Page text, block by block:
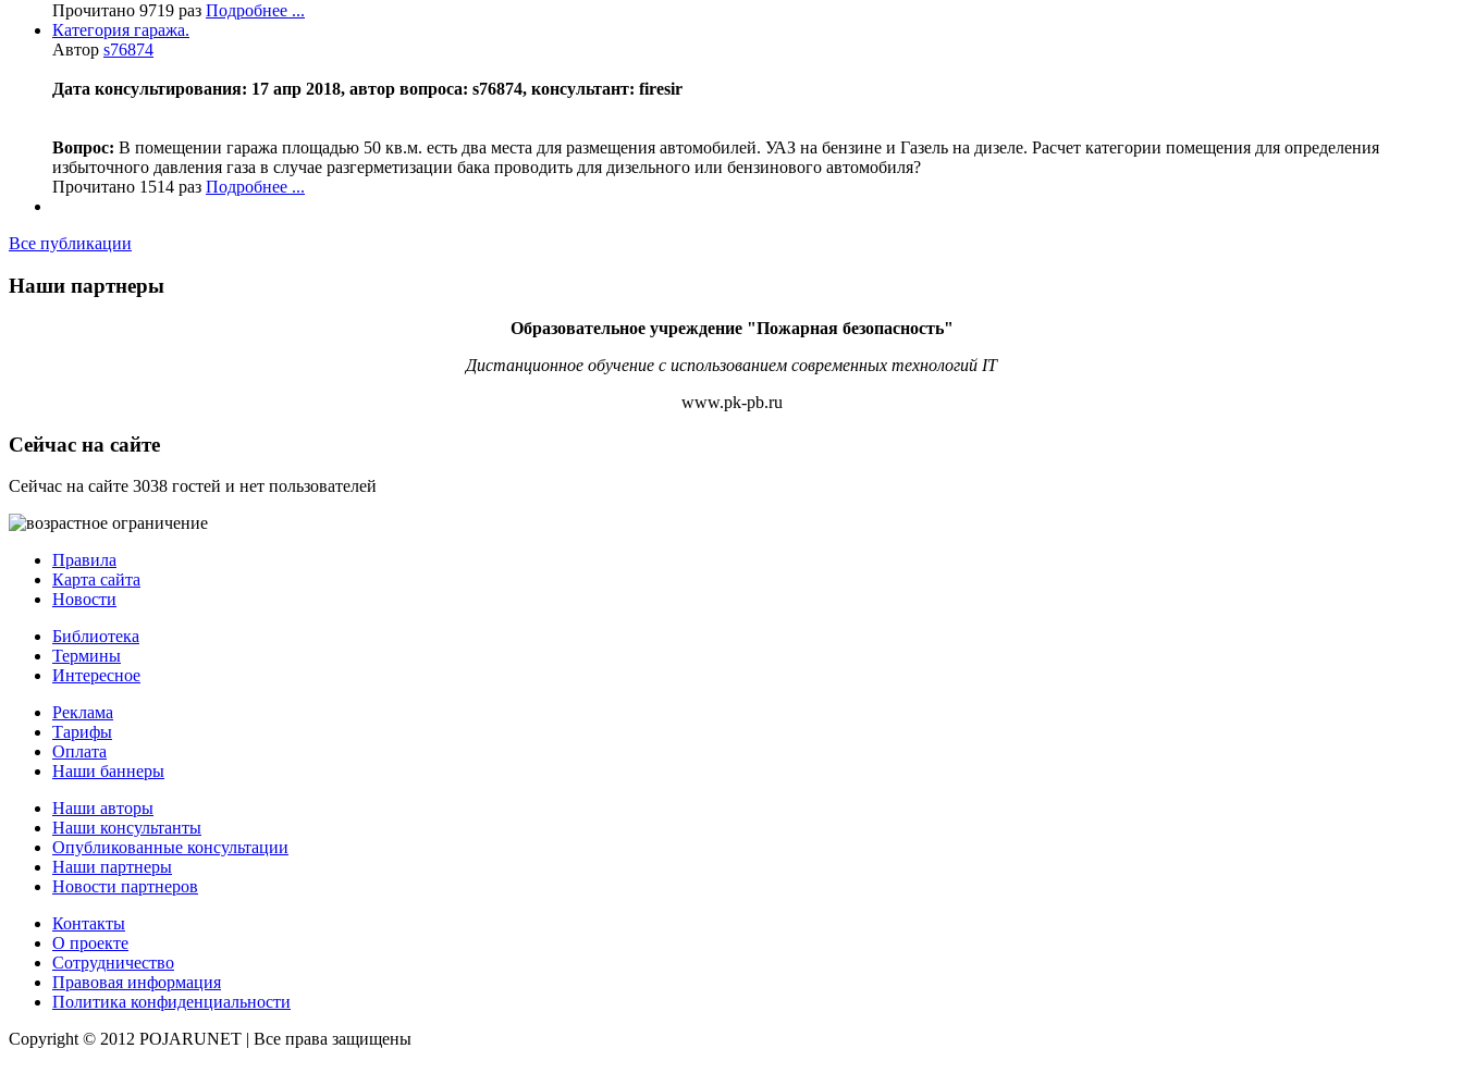
Прочитано 9719 раз Подробнее ...
Категория гаража.
Автор s76874
Дата консультирования: 17 апр 2018, автор вопроса: s76874, консультант: firesir
Вопрос: В помещении гаража площадью 50 кв.м. есть два места для размещения автомобилей. УАЗ на бензине и Газель на дизеле. Расчет категории помещения для определения
избыточного давления газа в случае разгерметизации бака проводить для дизельного или бензинового автомобиля?
Прочитано 1514 раз Подробнее ...
Все публикации
Наши партнеры
Образовательное учреждение "Пожарная безопасность"
Дистанционное обучение с использованием современных технологий IT
www.pk-pb.ru
Сейчас на сайте
Сейчас на сайте 3038 гостей и нет пользователей
Правила
Карта сайта
Новости
Библиотека
Термины
Интересное
Реклама
Тарифы
Оплата
Наши баннеры
Наши авторы
Наши консультанты
Опубликованные консультации
Наши партнеры
Новости партнеров
Контакты
О проекте
Сотрудничество
Правовая информация
Политика конфиденциальности
Copyright © 2012 POJARUNET | Все права защищены